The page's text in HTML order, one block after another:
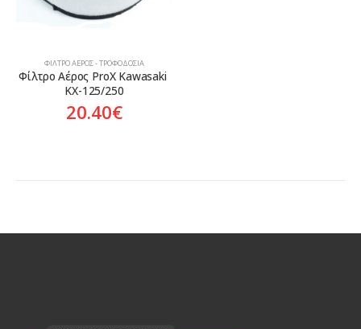
ΦΊΛΤΡΟ ΑΈΡΟΣ - ΤΡΟΦΟΔΟΣΊΑ
Φίλτρο Αέρος ProX Kawasaki
KX-125/250
20.40€